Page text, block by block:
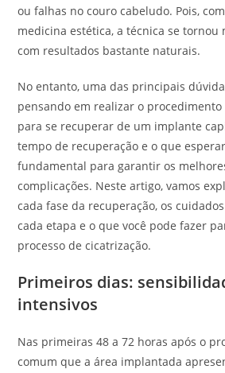
ou falhas no couro cabeludo. Pois,
medicina estética, a técnica se tornou
com resultados bastante naturais.
No entanto, uma das principais
pensando em realizar o
para se recuperar de um implante
tempo de recuperação e o que
fundamental para garantir os
complicações. Neste artigo, vamos
cada fase da recuperação, os
cada etapa e o que você pode fazer
processo de cicatrização.
Primeiros dias:
intensivos
Nas primeiras 48 a 72 horas após o
comum que a área implantada